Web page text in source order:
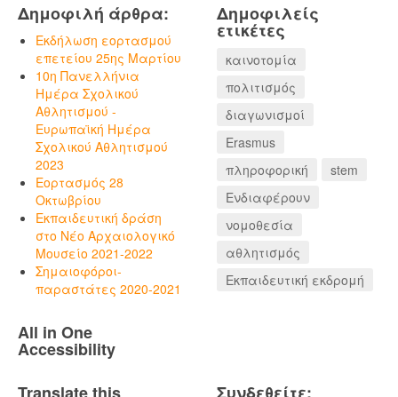
Δημοφιλή άρθρα:
Εκδήλωση εορτασμού
επετείου 25ης Μαρτίου
10η Πανελλήνια
Ημέρα Σχολικού
Αθλητισμού -
Ευρωπαϊκή Ημέρα
Σχολικού Αθλητισμού
2023
Εορτασμός 28
Οκτωβρίου
Εκπαιδευτική δράση
στο Νέο Αρχαιολογικό
Μουσείο 2021-2022
Σημαιοφόροι-
παραστάτες 2020-2021
All in One
Accessibility
Δημοφιλείς
ετικέτες
καινοτομία
πολιτισμός
διαγωνισμοί
Erasmus
πληροφορική
stem
Ενδιαφέρουν
νομοθεσία
αθλητισμός
Εκπαιδευτική εκδρομή